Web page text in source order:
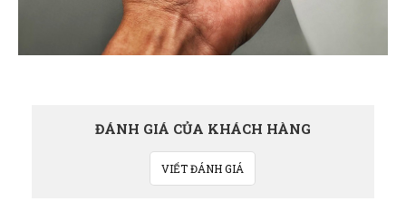
ĐÁNH GIÁ CỦA KHÁCH HÀNG
VIẾT ĐÁNH GIÁ